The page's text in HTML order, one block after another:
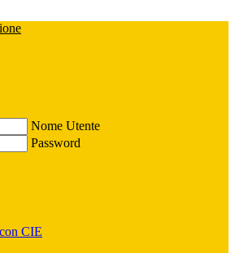
Nome Utente
Password
CIE